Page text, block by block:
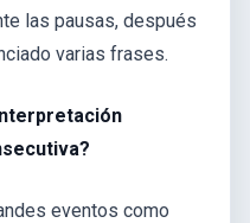
las pausas, después
varias frases.
eventos como